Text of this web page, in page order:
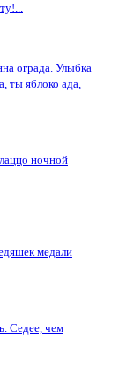
ограда. Улыбка
ты яблоко ада,
ночной
медали
Седее, чем